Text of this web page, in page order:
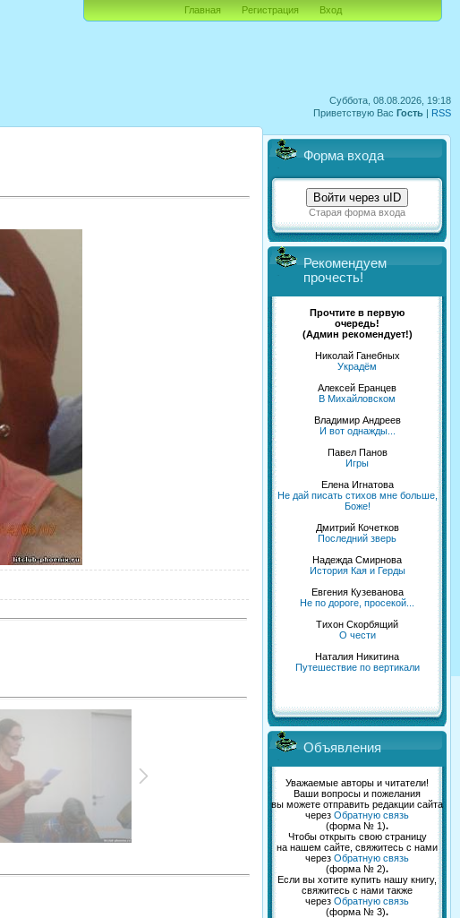
Суббота, 08.08.2026, 19:18
Приветствую Вас Гость | RSS
Главная Регистрация Вход
Форма входа
Войти через uID
Старая форма входа
Рекомендуем
прочесть!
Прочтите в первую
очередь!
(Админ рекомендует!)
Николай Ганебных
Украдём
Алексей Еранцев
В Михайловском
Владимир Андреев
И вот однажды...
Павел Панов
Игры
Елена Игнатова
Не дай писать стихов мне больше,
Боже!
Дмитрий Кочетков
Последний зверь
Надежда Смирнова
История Кая и Герды
Евгения Кузеванова
Не по дороге, просекой...
Тихон Скорбящий
О чести
Наталия Никитина
Путешествие по вертикали
Объявления
Уважаемые авторы и читатели!
Ваши вопросы и пожелания
вы можете отправить редакции сайта
через Обратную связь
(форма № 1).
Чтобы открыть свою страницу
на нашем сайте, свяжитесь с нами
через Обратную связь
(форма № 2).
Если вы хотите купить нашу книгу,
свяжитесь с нами также
через Обратную связь
(форма № 3).